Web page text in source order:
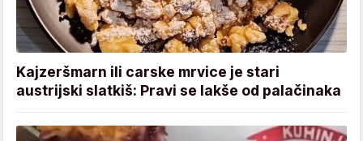
Kajzeršmarn ili carske mrvice je stari
austrijski slatkiš: Pravi se lakše od palačinaka